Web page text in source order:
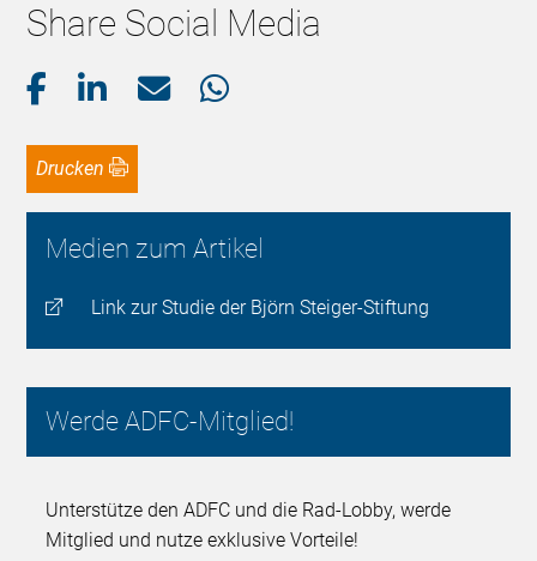
Share Social Media
Drucken
Medien zum Artikel
Link zur Studie der Björn Steiger-Stiftung
Werde ADFC-Mitglied!
Unterstütze den ADFC und die Rad-Lobby, werde
Mitglied und nutze exklusive Vorteile!